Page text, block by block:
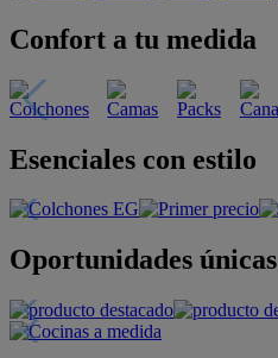
Confort a tu medida
Esenciales con estilo
Oportunidades únicas